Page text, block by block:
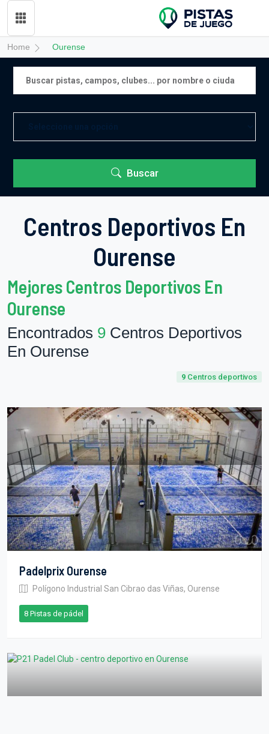
Home Ourense
Buscar
Centros Deportivos En
Ourense
Mejores Centros Deportivos En
Ourense
Encontrados 9 Centros Deportivos
En Ourense
9 Centros deportivos
Padelprix Ourense
Polígono Industrial San Cibrao das Viñas, Ourense
8 Pistas de pádel